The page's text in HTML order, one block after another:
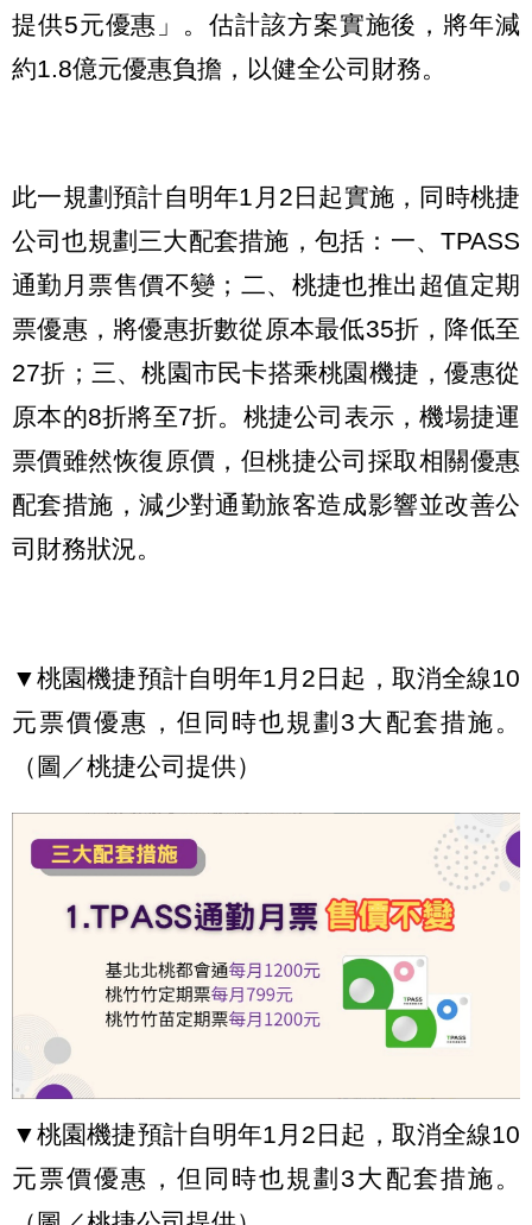
提供5元優惠」。估計該方案實施後，將年減
約1.8億元優惠負擔，以健全公司財務。
此一規劃預計自明年1月2日起實施，同時桃捷
公司也規劃三大配套措施，包括：一、TPASS
通勤月票售價不變；二、桃捷也推出超值定期
票優惠，將優惠折數從原本最低35折，降低至
27折；三、桃園市民卡搭乘桃園機捷，優惠從
原本的8折將至7折。桃捷公司表示，機場捷運
票價雖然恢復原價，但桃捷公司採取相關優惠
配套措施，減少對通勤旅客造成影響並改善公
司財務狀況。
▼桃園機捷預計自明年1月2日起，取消全線10
元票價優惠，但同時也規劃3大配套措施。
（圖／桃捷公司提供）
▼桃園機捷預計自明年1月2日起，取消全線10
元票價優惠，但同時也規劃3大配套措施。